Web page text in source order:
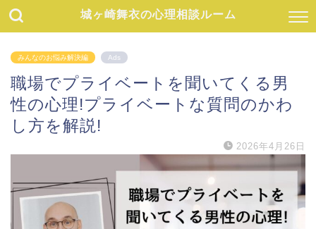
城ヶ崎舞衣の心理相談ルーム
みんなのお悩み解決編 Ads
職場でプライベートを聞いてくる男
性の心理!プライベートな質問のかわ
し方を解説!
2026年4月26日